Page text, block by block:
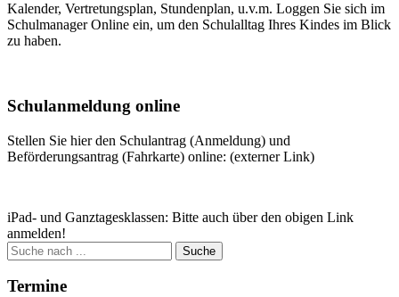
Kalender, Vertretungsplan, Stundenplan, u.v.m. Loggen Sie sich im
Schulmanager Online ein, um den Schulalltag Ihres Kindes im Blick
zu haben.
Schulanmeldung online
Stellen Sie hier den Schulantrag (Anmeldung) und
Beförderungsantrag (Fahrkarte) online: (externer Link)
iPad- und Ganztagesklassen: Bitte auch über den obigen Link
anmelden!
Suche
nach:
Termine